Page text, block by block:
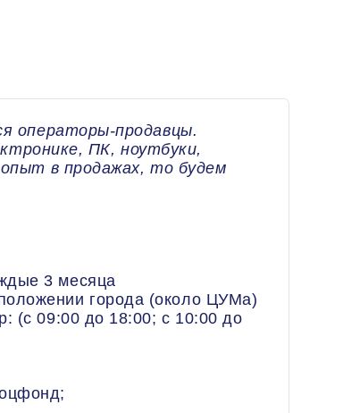
операторы-продавцы.
ПК, ноутбуки,
в продажах, то будем
3 месяца
города (около ЦУМа)
(с 09:00 до 18:00; с 10:00 до